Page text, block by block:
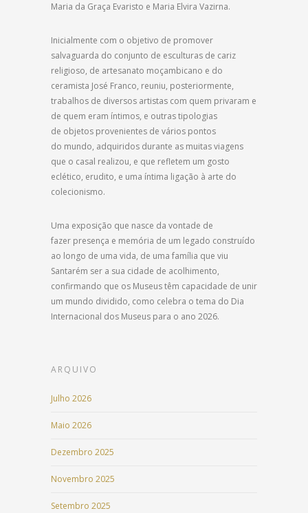
Maria da Graça Evaristo e Maria Elvira Vazirna.
Inicialmente com o objetivo de promover
salvaguarda do conjunto de esculturas de cariz
religioso, de artesanato moçambicano e do
ceramista José Franco, reuniu, posteriormente,
trabalhos de diversos artistas com quem privaram e
de quem eram íntimos, e outras tipologias
de objetos provenientes de vários pontos
do mundo, adquiridos durante as muitas viagens
que o casal realizou, e que refletem um gosto
eclético, erudito, e uma íntima ligação à arte do
colecionismo.
Uma exposição que nasce da vontade de
fazer presença e memória de um legado construído
ao longo de uma vida, de uma família que viu
Santarém ser a sua cidade de acolhimento,
confirmando que os Museus têm capacidade de unir
um mundo dividido, como celebra o tema do Dia
Internacional dos Museus para o ano 2026.
ARQUIVO
Julho 2026
Maio 2026
Dezembro 2025
Novembro 2025
Setembro 2025